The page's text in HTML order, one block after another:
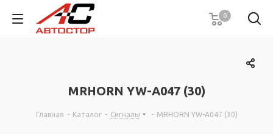
0
MRHORN YW-A047 (30)
Главная - Каталог - Сигналы - MRHORN YW-A047 (30)